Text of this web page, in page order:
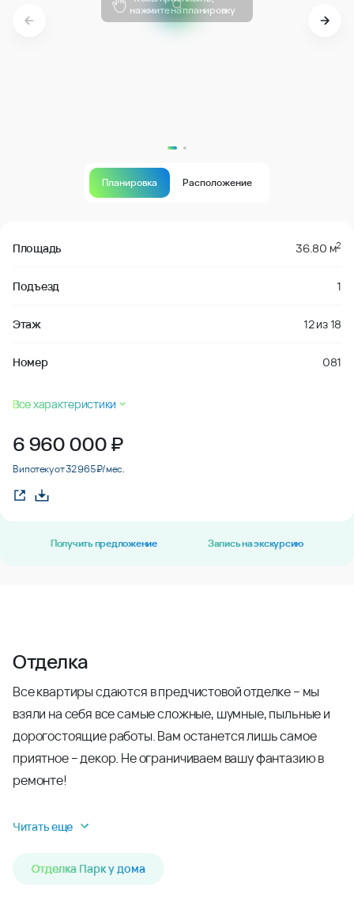
нажмите на планировку
Планировка Расположение
Площадь 36.80 м2
Подъезд 1
Этаж 12из18
Номер 081
Все характеристики
6 960 000₽
В ипотеку от 32 965 ₽/мес.
Получить предложение Запись на экскурсию
Отделка
Все квартиры сдаются в предчистовой отделке – мы
взяли на себя все самые сложные, шумные, пыльные и
дорогостоящие работы. Вам останется лишь самое
приятное – декор. Не ограничиваем вашу фантазию в
ремонте!
Читать еще
Отделка Парк у дома